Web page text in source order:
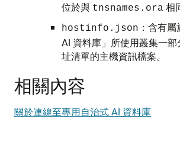
位於與 tnsnames.ora 相
hostinfo.json ：含有
AI 資料庫」所使用叢集一部
址清單的主機資訊檔案。
相關內容
關於連線至專用自治式 AI 資料庫